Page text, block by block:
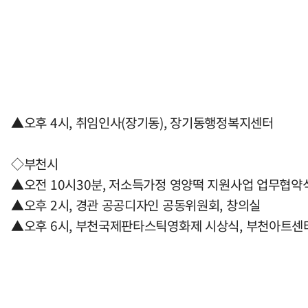
▲오후 4시, 취임인사(장기동), 장기동행정복지센터
◇부천시
▲오전 10시30분, 저소득가정 영양떡 지원사업 업무협약
▲오후 2시, 경관 공공디자인 공동위원회, 창의실
▲오후 6시, 부천국제판타스틱영화제 시상식, 부천아트센